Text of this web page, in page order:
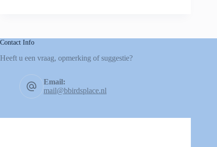
Contact Info
Heeft u een vraag, opmerking of suggestie?
Email:
mail@bbirdsplace.nl